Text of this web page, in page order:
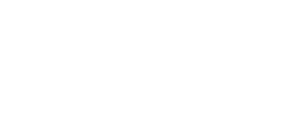
quarto(s), Popular